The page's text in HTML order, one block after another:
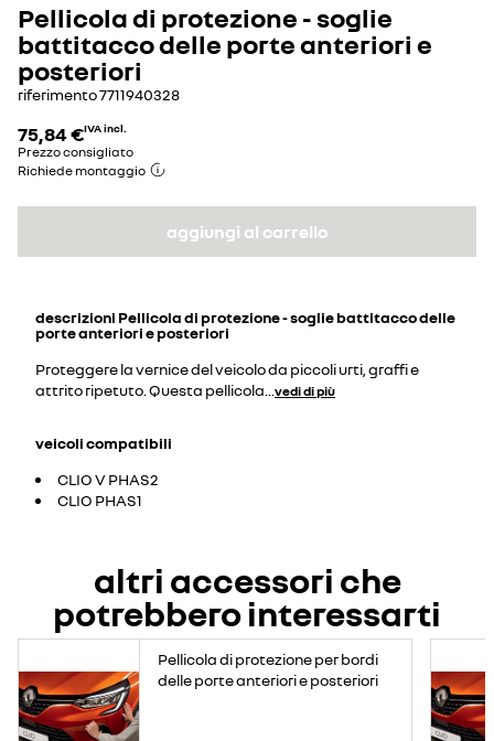
Pellicola di protezione - soglie
battitacco delle porte anteriori e
posteriori
riferimento7711940328
75,84 €IVA incl.
Prezzo consigliato
Richiede montaggio
aggiungi al carrello
descrizioni Pellicola di protezione - soglie battitacco delle
porte anteriori e posteriori
Proteggere la vernice del veicolo da piccoli urti, graffi e
attrito ripetuto. Questa pellicola
vedi di più
veicoli compatibili
CLIO V PHAS2
CLIO PHAS1
altri accessori che
potrebbero interessarti
Pellicola di protezione per bordi
delle porte anteriori e posteriori